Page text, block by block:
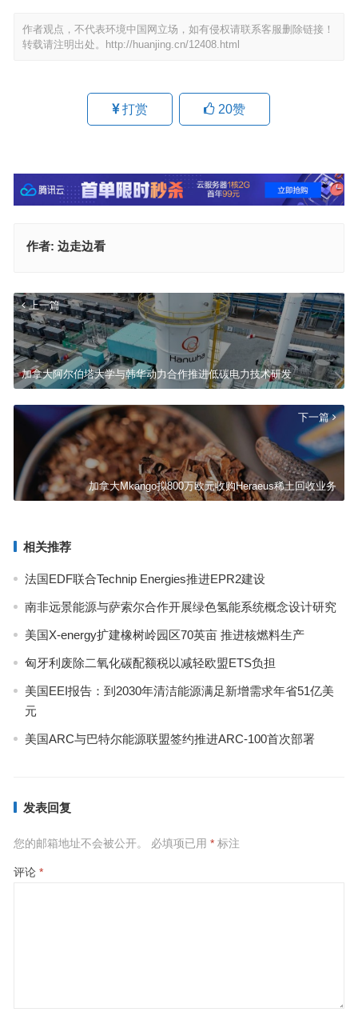
作者观点，不代表环境中国网立场，如有侵权请联系客服删除链接！
转载请注明出处。
http://huanjing.cn/12408.html
打赏 20赞
作者: 边走边看
上一篇
加拿大阿尔伯塔大学与韩华动力合作推进低碳电力技术研发
下一篇
加拿大Mkango拟800万欧元收购Heraeus稀土回收业务
相关推荐
法国EDF联合Technip Energies推进EPR2建设
南非远景能源与萨索尔合作开展绿色氢能系统概念设计研究
美国X-energy扩建橡树岭园区70英亩 推进核燃料生产
匈牙利废除二氧化碳配额税以减轻欧盟ETS负担
美国EEI报告：到2030年清洁能源满足新增需求年省51亿美
元
美国ARC与巴特尔能源联盟签约推进ARC-100首次部署
发表回复
您的邮箱地址不会被公开。 必填项已用 *标注
评论 *